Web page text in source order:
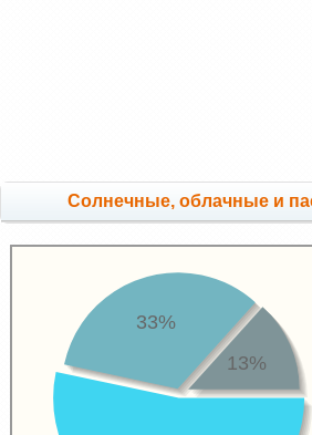
Cолнечные, облачные и
33%
13%